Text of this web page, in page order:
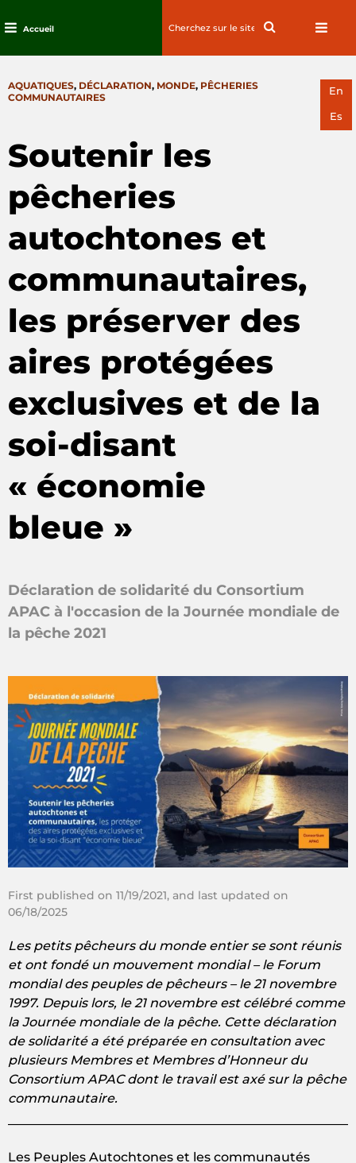
contenu
Accueil
Search
En
Es
CATEGORIES
AQUATIQUES, DÉCLARATION, MONDE, PÊCHERIES
COMMUNAUTAIRES
Soutenir les
pêcheries
autochtones et
communautaires,
les préserver des
aires protégées
exclusives et de la
soi-disant
« économie
bleue »
Déclaration de solidarité du Consortium
APAC à l'occasion de la Journée mondiale de
la pêche 2021
First published on 11/19/2021, and last updated on
06/18/2025
Les petits pêcheurs du monde entier se sont réunis
et ont fondé un mouvement mondial – le Forum
mondial des peuples de pêcheurs – le 21 novembre
1997. Depuis lors, le 21 novembre est célébré comme
la Journée mondiale de la pêche. Cette déclaration
de solidarité a été préparée en consultation avec
plusieurs Membres et Membres d’Honneur du
Consortium APAC dont le travail est axé sur la pêche
communautaire.
Les Peuples Autochtones et les communautés